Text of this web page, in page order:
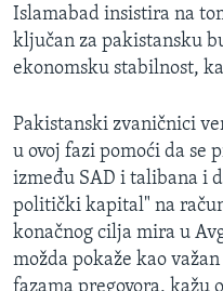
Islamabad insistira na
ključan za pakistansku
ekonomsku stabilnost,
Pakistanski zvaničnici
u ovoj fazi pomoći da se
između SAD i talibana i
politički kapital" na
konačnog cilja mira u
možda pokaže kao